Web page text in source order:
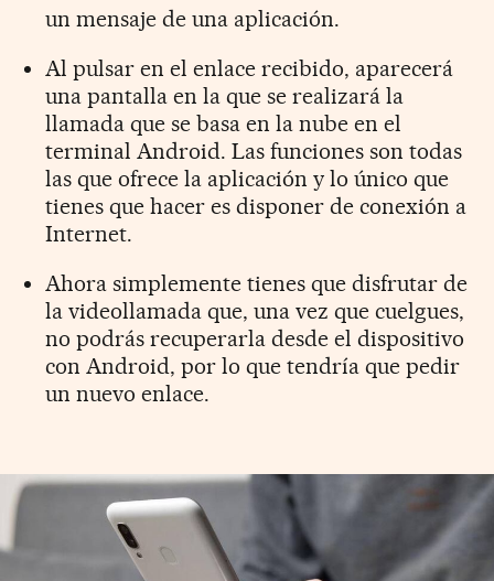
un mensaje de una aplicación.
Al pulsar en el enlace recibido, aparecerá
una pantalla en la que se realizará la
llamada que se basa en la nube en el
terminal Android. Las funciones son todas
las que ofrece la aplicación y lo único que
tienes que hacer es disponer de conexión a
Internet.
Ahora simplemente tienes que disfrutar de
la videollamada que, una vez que cuelgues,
no podrás recuperarla desde el dispositivo
con Android, por lo que tendría que pedir
un nuevo enlace.